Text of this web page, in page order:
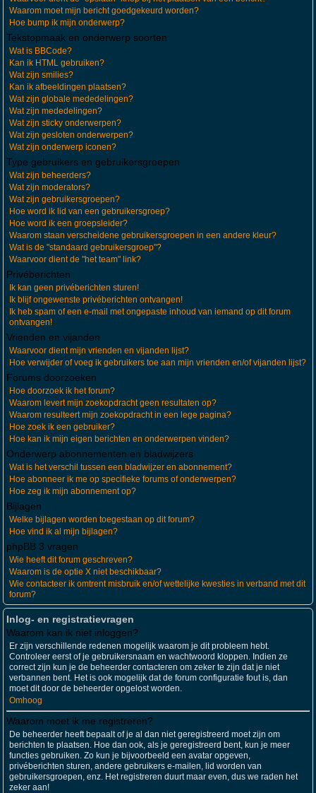
Waarom moet mijn bericht goedgekeurd worden?
Hoe bump ik mijn onderwerp?
Tekstopmaak en onderwerp soorten
Wat is BBCode?
Kan ik HTML gebruiken?
Wat zijn smilies?
Kan ik afbeeldingen plaatsen?
Wat zijn globale mededelingen?
Wat zijn mededelingen?
Wat zijn sticky onderwerpen?
Wat zijn gesloten onderwerpen?
Wat zijn onderwerp iconen?
Type gebruikers en gebruikersgroepen
Wat zijn beheerders?
Wat zijn moderators?
Wat zijn gebruikersgroepen?
Hoe word ik lid van een gebruikersgroep?
Hoe word ik een groepsleider?
Waarom staan verscheidene gebruikersgroepen in een andere kleur?
Wat is de "standaard gebruikersgroep"?
Waarvoor dient de "het team" link?
Privéberichten
Ik kan geen privéberichten sturen!
Ik blijf ongewenste privéberichten ontvangen!
Ik heb spam of een e-mail met ongepaste inhoud van iemand op dit forum
ontvangen!
Vrienden en vijanden
Waarvoor dient mijn vrienden en vijanden lijst?
Hoe verwijder of voeg ik gebruikers toe aan mijn vrienden en/of vijanden lijst?
Forums doorzoeken
Hoe doorzoek ik het forum?
Waarom levert mijn zoekopdracht geen resultaten op?
Waarom resulteert mijn zoekopdracht in een lege pagina?
Hoe zoek ik een gebruiker?
Hoe kan ik mijn eigen berichten en onderwerpen vinden?
Onderwerp abonnementen en bladwijzers
Wat is het verschil tussen een bladwijzer en abonnement?
Hoe abonneer ik me op specifieke forums of onderwerpen?
Hoe zeg ik mijn abonnement op?
Bijlagen
Welke bijlagen worden toegestaan op dit forum?
Hoe vind ik al mijn bijlagen?
phpBB 3 vragen
Wie heeft dit forum geschreven?
Waarom is de optie X niet beschikbaar?
Wie contacteer ik omtrent misbruik en/of wettelijke kwesties in verband met dit
forum?
Inlog- en registratievragen
Waarom kan ik niet inloggen?
Er zijn verschillende redenen mogelijk waarom je dit probleem hebt.
Controleer eerst of je gebruikersnaam en wachtwoord kloppen. Indien ze
correct zijn kun je de beheerder contacteren om zeker te zijn dat je niet
verbannen bent. Het is ook mogelijk dat de forum configuratie fout is, dan
moet dit door de beheerder opgelost worden.
Omhoog
Waarom moet ik me registreren?
De beheerder heeft bepaalt of je al dan niet geregistreerd moet zijn om
berichten te plaatsen. Hoe dan ook, als je geregistreerd bent, kun je meer
functies gebruiken. Zo kun je bijvoorbeeld een avatar opgeven,
privéberichten sturen, andere gebruikers e-mailen, lid worden van
gebruikersgroepen, enz. Het registreren duurt maar even, dus we raden het
zeker aan!